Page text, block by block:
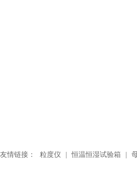
友情链接： 粒度仪 恒温恒湿试验箱